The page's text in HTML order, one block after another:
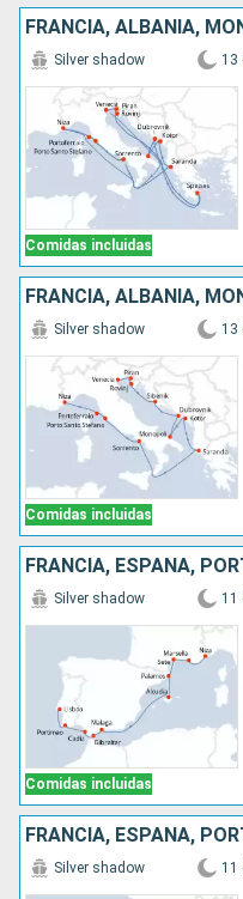
Comidas incluidas
Silver shadow 13
Comidas incluidas
Silver shadow 13
FRANCIA, ESPAÑA,
Comidas incluidas
Silver shadow 11
FRANCIA, ESPAÑA,
Silver shadow 11